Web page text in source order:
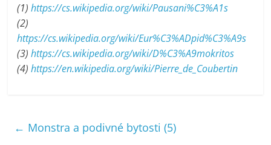
(1)https://cs.wikipedia.org/wiki/Pausani%C3%A1s
(2)
https://cs.wikipedia.org/wiki/Eur%C3%ADpid%C3%A9s
(3)https://cs.wikipedia.org/wiki/D%C3%A9mokritos
(4)https://en.wikipedia.org/wiki/Pierre_de_Coubertin
← Monstra a podivné bytosti (5)